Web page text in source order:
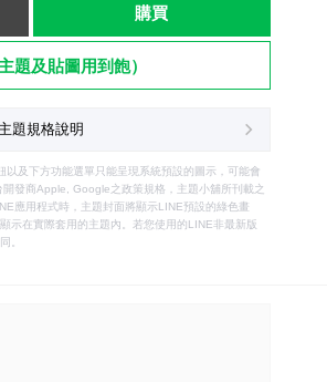
購買
題及貼圖用到飽）
題規格說明
及下方功能選單只能呈現系統預設的圖示，可能會
發商Apple, Google之政策規格，主題小舖所刊載之
應用程式時，主題封面將顯示LINE預設的綠色畫
示在實際套用的主題內。若您使用的LINE非最新版
。